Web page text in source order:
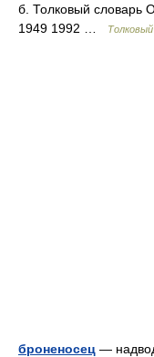
б. Толковый словарь
1949 1992 …
броненосец —